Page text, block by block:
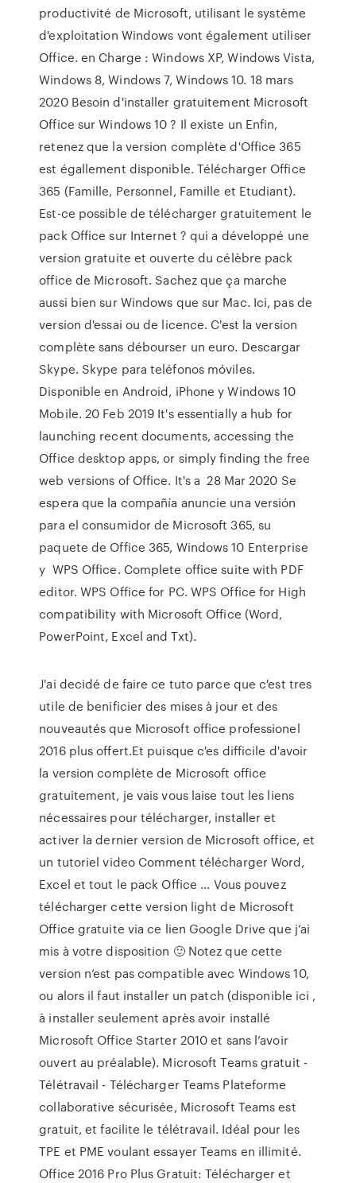
productivité de Microsoft, utilisant le système
d'exploitation Windows vont également utiliser
Office. en Charge : Windows XP, Windows Vista,
Windows 8, Windows 7, Windows 10. 18 mars
2020 Besoin d'installer gratuitement Microsoft
Office sur Windows 10 ? Il existe un Enfin,
retenez que la version complète d'Office 365
est égallement disponible. Télécharger Office
365 (Famille, Personnel, Famille et Etudiant).
Est-ce possible de télécharger gratuitement le
pack Office sur Internet ? qui a développé une
version gratuite et ouverte du célèbre pack
office de Microsoft. Sachez que ça marche
aussi bien sur Windows que sur Mac. Ici, pas de
version d'essai ou de licence. C'est la version
complète sans débourser un euro. Descargar
Skype. Skype para teléfonos móviles.
Disponible en Android, iPhone y Windows 10
Mobile. 20 Feb 2019 It's essentially a hub for
launching recent documents, accessing the
Office desktop apps, or simply finding the free
web versions of Office. It's a 28 Mar 2020 Se
espera que la compañía anuncie una versión
para el consumidor de Microsoft 365, su
paquete de Office 365, Windows 10 Enterprise
y WPS Office. Complete office suite with PDF
editor. WPS Office for PC. WPS Office for High
compatibility with Microsoft Office (Word,
PowerPoint, Excel and Txt).
J'ai decidé de faire ce tuto parce que c'est tres
utile de benificier des mises à jour et des
nouveautés que Microsoft office professionel
2016 plus offert.Et puisque c'es difficile d'avoir
la version complète de Microsoft office
gratuitement, je vais vous laise tout les liens
nécessaires pour télécharger, installer et
activer la dernier version de Microsoft office, et
un tutoriel video Comment télécharger Word,
Excel et tout le pack Office ... Vous pouvez
télécharger cette version light de Microsoft
Office gratuite via ce lien Google Drive que j’ai
mis à votre disposition 🙂 Notez que cette
version n’est pas compatible avec Windows 10,
ou alors il faut installer un patch (disponible ici ,
à installer seulement après avoir installé
Microsoft Office Starter 2010 et sans l’avoir
ouvert au préalable). Microsoft Teams gratuit -
Télétravail - Télécharger Teams Plateforme
collaborative sécurisée, Microsoft Teams est
gratuit, et facilite le télétravail. Idéal pour les
TPE et PME voulant essayer Teams en illimité.
Office 2016 Pro Plus Gratuit: Télécharger et